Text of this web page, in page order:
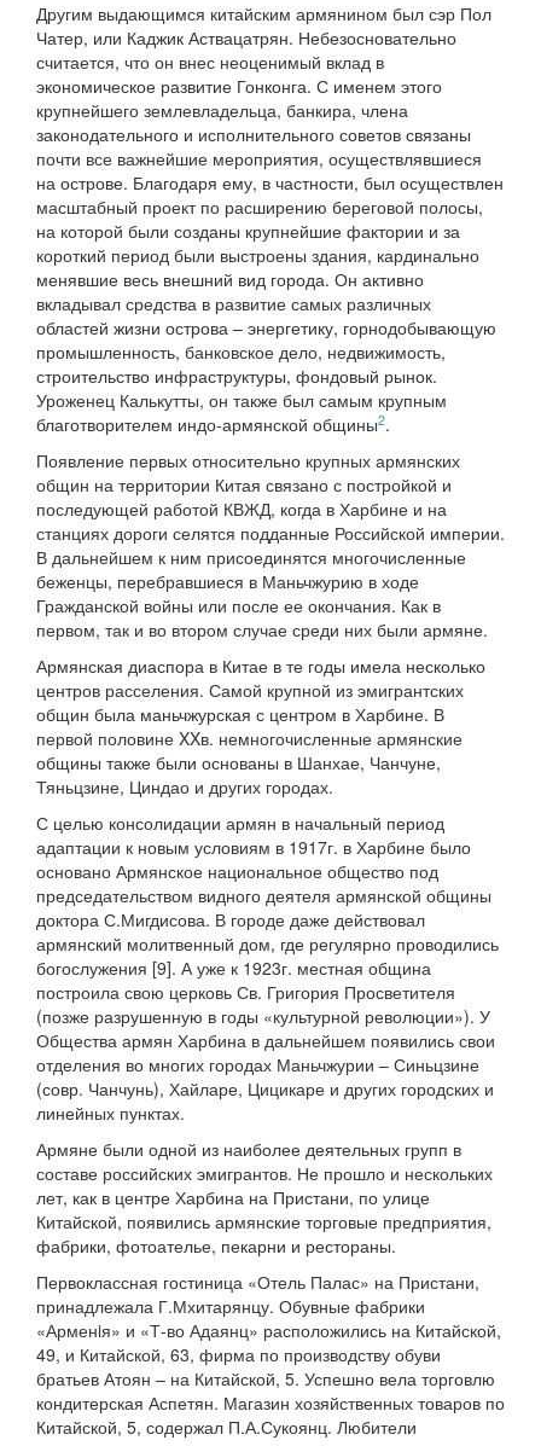
Другим выдающимся китайским армянином был сэр Пол
Чатер, или Каджик Аствацатрян. Небезосновательно
считается, что он внес неоценимый вклад в
экономическое развитие Гонконга. С именем этого
крупнейшего землевладельца, банкира, члена
законодательного и исполнительного советов связаны
почти все важнейшие мероприятия, осуществлявшиеся
на острове. Благодаря ему, в частности, был осуществлен
масштабный проект по расширению береговой полосы,
на которой были созданы крупнейшие фактории и за
короткий период были выстроены здания, кардинально
менявшие весь внешний вид города. Он активно
вкладывал средства в развитие самых различных
областей жизни острова – энергетику, горнодобывающую
промышленность, банковское дело, недвижимость,
строительство инфраструктуры, фондовый рынок.
Уроженец Калькутты, он также был самым крупным
благотворителем индо-армянской общины2.
Появление первых относительно крупных армянских
общин на территории Китая связано с постройкой и
последующей работой КВЖД, когда в Харбине и на
станциях дороги селятся подданные Российской империи.
В дальнейшем к ним присоединятся многочисленные
беженцы, перебравшиеся в Маньчжурию в ходе
Гражданской войны или после ее окончания. Как в
первом, так и во втором случае среди них были армяне.
Армянская диаспора в Китае в те годы имела несколько
центров расселения. Самой крупной из эмигрантских
общин была маньчжурская с центром в Харбине. В
первой половине XXв. немногочисленные армянские
общины также были основаны в Шанхае, Чанчуне,
Тяньцзине, Циндао и других городах.
С целью консолидации армян в начальный период
адаптации к новым условиям в 1917г. в Харбине было
основано Армянское национальное общество под
председательством видного деятеля армянской общины
доктора С.Мигдисова. В городе даже действовал
армянский молитвенный дом, где регулярно проводились
богослужения [9]. А уже к 1923г. местная община
построила свою церковь Св. Григория Просветителя
(позже разрушенную в годы «культурной революции»). У
Общества армян Харбина в дальнейшем появились свои
отделения во многих городах Маньчжурии – Синьцзине
(совр. Чанчунь), Хайларе, Цицикаре и других городских и
линейных пунктах.
Армяне были одной из наиболее деятельных групп в
составе российских эмигрантов. Не прошло и нескольких
лет, как в центре Харбина на Пристани, по улице
Китайской, появились армянские торговые предприятия,
фабрики, фотоателье, пекарни и рестораны.
Первоклассная гостиница «Отель Палас» на Пристани,
принадлежала Г.Мхитарянцу. Обувные фабрики
«Арменiя» и «Т-во Адаянц» расположились на Китайской,
49, и Китайской, 63, фирма по производству обуви
братьев Атоян – на Китайской, 5. Успешно вела торговлю
кондитерская Аспетян. Магазин хозяйственных товаров по
Китайской, 5, содержал П.А.Сукоянц. Любители